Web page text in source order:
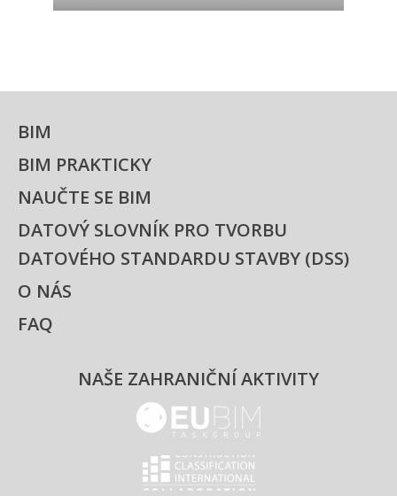
BIM
BIM PRAKTICKY
NAUČTE SE BIM
DATOVÝ SLOVNÍK PRO TVORBU
DATOVÉHO STANDARDU STAVBY (DSS)
O NÁS
FAQ
NAŠE ZAHRANIČNÍ AKTIVITY
EUBIM - logo
Classification international -